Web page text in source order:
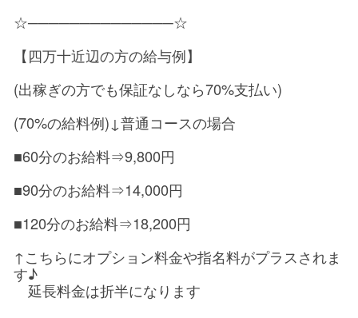
☆──────────────☆
【四万十近辺の方の給与例】
(出稼ぎの方でも保証なしなら70%支払い)
(70%の給料例)↓普通コースの場合
■60分のお給料⇒9,800円
■90分のお給料⇒14,000円
■120分のお給料⇒18,200円
↑こちらにオプション料金や指名料がプラスされま
す♪
延長料金は折半になります